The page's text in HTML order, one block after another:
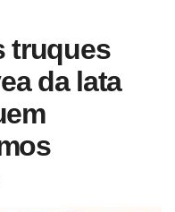
truques
da lata